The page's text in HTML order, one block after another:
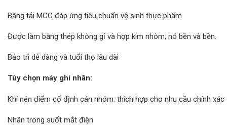
Băng tải MCC đáp ứng tiêu chuẩn vệ sinh thực phẩm
Được làm bằng thép không gỉ và hợp kim nhôm, nó bền và bền.
Bảo trì dễ dàng và tuổi thọ lâu dài
Tùy chọn máy ghi nhãn:
Khí nén điểm cố định cán nhóm: thích hợp cho nhu cầu chính
Nhãn trong suốt mắt điện